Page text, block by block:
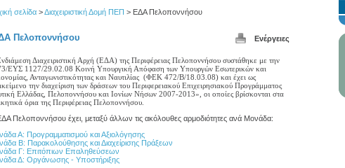
σελίδα >Διαχειριστική Δομή ΠΕΠ > ΕΔΑ Πελοποννήσου
Πελοποννήσου Ενέργειες
Διαχειριστική Αρχή (ΕΔΑ) της Περιφέρειας Πελοποννήσου συστάθηκε με την
ΕΥΣ 1127/29.02.08 Κοινή Υπουργική Απόφαση των Υπουργών Εσωτερικών και
Ανταγωνιστικότητας και Ναυτιλίας (ΦΕΚ 472/Β/18.03.08) και έχει ως
την διαχείριση των δράσεων του Περιφερειακού Επιχειρησιακού Προγράμματος
Ελλάδας, Πελοποννήσου και Ιονίων Νήσων 2007-2013», οι οποίες βρίσκονται στα
όρια της Περιφέρειας Πελοποννήσου.
Πελοποννήσου έχει, μεταξύ άλλων τις ακόλουθες αρμοδιότητες ανά Μονάδα:
Α: Προγραμματισμού και Αξιολόγησης
Β: Παρακολούθησης και Διαχείρισης Πράξεων
Γ: Επιτόπιων Επαληθεύσεων
Δ: Οργάνωσης - Υποστήριξης